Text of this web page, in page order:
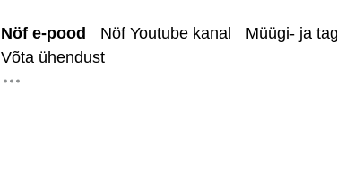
Nöf e-pood Nöf Youtube kanal Müügi- ja
Võta ühendust